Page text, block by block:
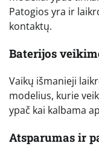
Patogios yra ir
kontaktų.
Baterijos
Vaikų išmanieji
modelius, kurie
ypač kai kalbama
Atsparumas ir